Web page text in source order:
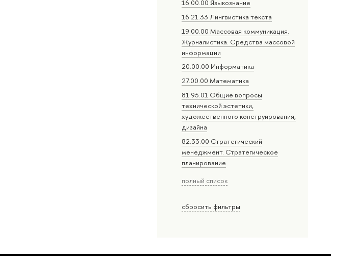
16.00.00 Языкознание
16.21.33 Лингвистика текста
19.00.00 Массовая коммуникация.
Журналистика. Средства массовой
информации
20.00.00 Информатика
27.00.00 Математика
81.95.01 Общие вопросы
технической эстетики,
художественного конструирования,
дизайна
82.33.00 Стратегический
менеджмент. Стратегическое
планирование
полный список
сбросить фильтры